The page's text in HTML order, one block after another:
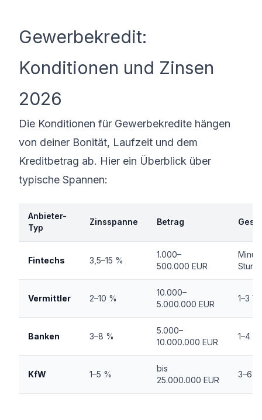
Gewerbekredit:
Konditionen und Zinsen
2026
Die Konditionen für Gewerbekredite hängen
von deiner Bonität, Laufzeit und dem
Kreditbetrag ab. Hier ein Überblick über
typische Spannen:
Anbieter-
Typ
Zinsspanne Betrag
Fintechs 3,5–15 %
1.000–
500.000 EUR
Vermittler 2–10 %
10.000–
5.000.000 EUR
1–3
Banken 3–8 %
5.000–
10.000.000 EUR
1–4
KfW 1–5 %
bis
25.000.000 EUR
3–6